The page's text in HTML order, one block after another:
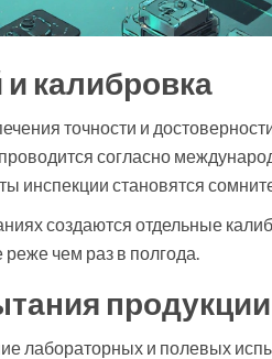
калибровка
точности и
согласно
инспекции становятся
создаются отдельные
реже чем раз в полгода.
продукции
лабораторных и полевых